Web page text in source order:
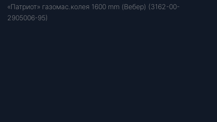
«Патриот» газомас.колея 1600 mm (Вебер) (3162-00-
2905006-95)